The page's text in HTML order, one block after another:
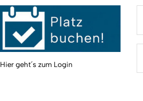
Hier geht´s zum Login